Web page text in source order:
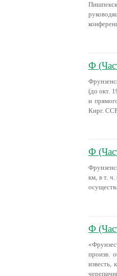
Ф
(до окт.
и
Кирг.
Ф
км, в т.
Ф
произв.
известь,